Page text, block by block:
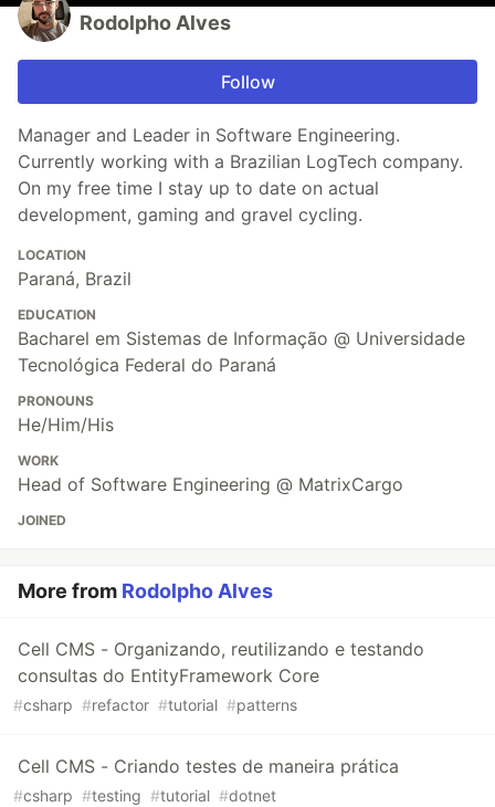
Rodolpho Alves
Follow
Manager and Leader in Software Engineering.
Currently working with a Brazilian LogTech company.
On my free time I stay up to date on actual
development, gaming and gravel cycling.
LOCATION
Paraná, Brazil
EDUCATION
Bacharel em Sistemas de Informação @ Universidade
Tecnológica Federal do Paraná
PRONOUNS
He/Him/His
WORK
Head of Software Engineering @ MatrixCargo
JOINED
More from Rodolpho Alves
Cell CMS - Organizando, reutilizando e testando
consultas do EntityFramework Core
#csharp #refactor #tutorial #patterns
Cell CMS - Criando testes de maneira prática
#csharp #testing #tutorial #dotnet